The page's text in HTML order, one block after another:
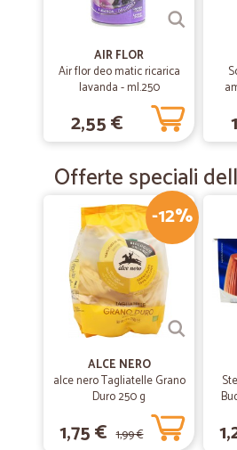
AIR FLOR
Air flor deo matic ricarica
lavanda - ml.250
2,55 €
Offerte speciali
-12%
ALCE NERO
alce nero Tagliatelle Grano
Duro 250 g
1,75 € 1,99 €